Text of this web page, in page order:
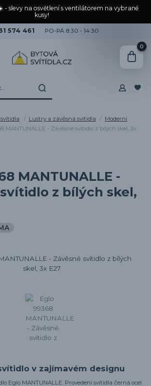
- slevy na osvětlení s ventilátorem na vybrané
kusy!
574 461 PO-PÁ 8:30 - 14:30
0
Lustry a závěsná svítidla
Moderní
MANTUNALLE - Závěsné svítidlo z bílých skel, 3x
MANTUNALLE -
z bílých skel,
v zajímavém designu
Eglo MANTUNALLE. Provedení svítidla černá ocel